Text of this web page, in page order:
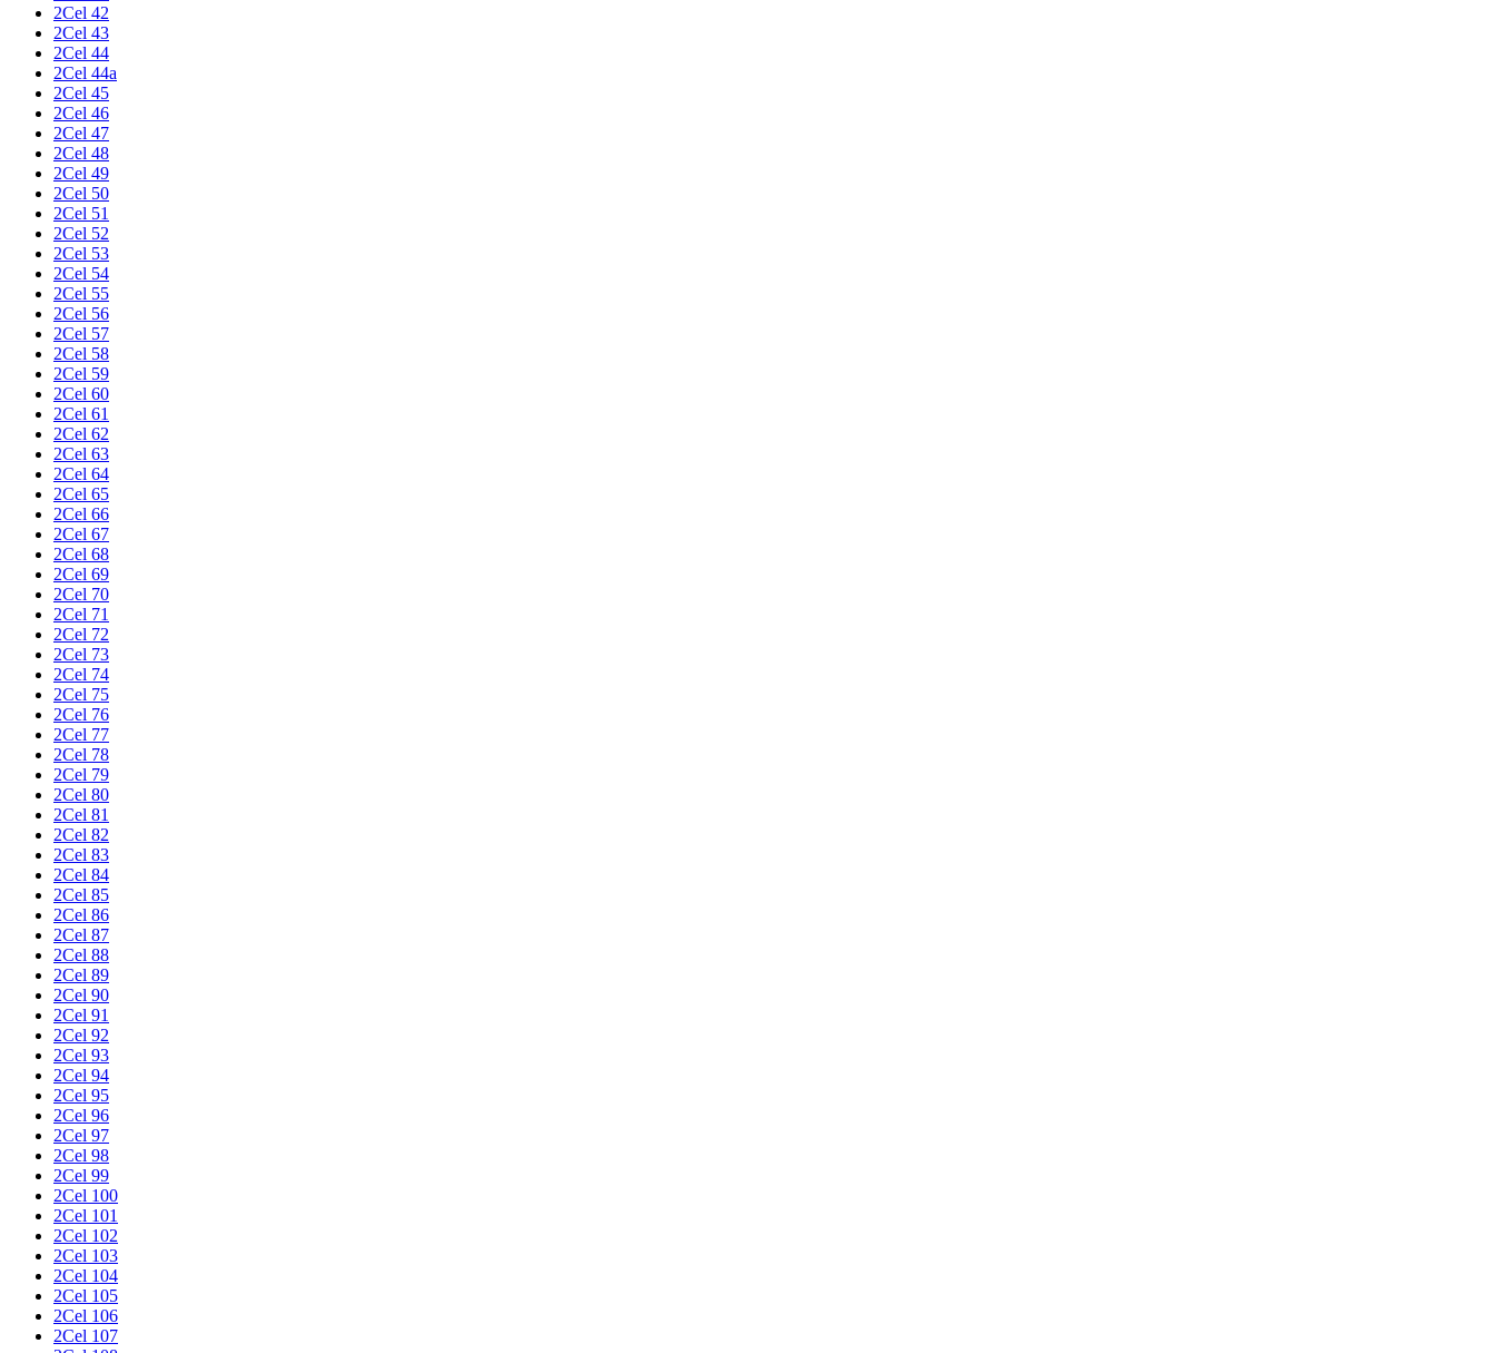
2Cel 42
2Cel 43
2Cel 44
2Cel 44a
2Cel 45
2Cel 46
2Cel 47
2Cel 48
2Cel 49
2Cel 50
2Cel 51
2Cel 52
2Cel 53
2Cel 54
2Cel 55
2Cel 56
2Cel 57
2Cel 58
2Cel 59
2Cel 60
2Cel 61
2Cel 62
2Cel 63
2Cel 64
2Cel 65
2Cel 66
2Cel 67
2Cel 68
2Cel 69
2Cel 70
2Cel 71
2Cel 72
2Cel 73
2Cel 74
2Cel 75
2Cel 76
2Cel 77
2Cel 78
2Cel 79
2Cel 80
2Cel 81
2Cel 82
2Cel 83
2Cel 84
2Cel 85
2Cel 86
2Cel 87
2Cel 88
2Cel 89
2Cel 90
2Cel 91
2Cel 92
2Cel 93
2Cel 94
2Cel 95
2Cel 96
2Cel 97
2Cel 98
2Cel 99
2Cel 100
2Cel 101
2Cel 102
2Cel 103
2Cel 104
2Cel 105
2Cel 106
2Cel 107